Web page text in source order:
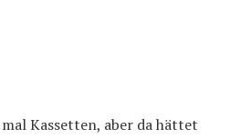
Kassetten, aber da hättet